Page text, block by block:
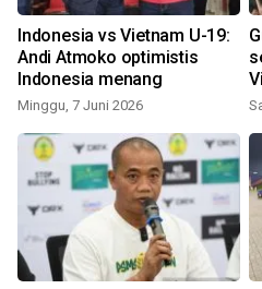
Indonesia vs Vietnam U-19:
Andi Atmoko optimistis
Indonesia menang
Minggu, 7 Juni 2026